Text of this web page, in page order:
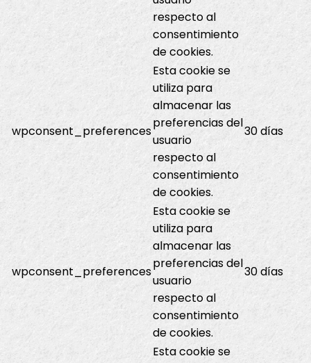
respecto al
consentimiento
de cookies.
wpconsent_preferences
Esta cookie se
utiliza para
almacenar las
preferencias del
usuario
respecto al
consentimiento
de cookies.
30 días
wpconsent_preferences
Esta cookie se
utiliza para
almacenar las
preferencias del
usuario
respecto al
consentimiento
de cookies.
30 días
Esta cookie se